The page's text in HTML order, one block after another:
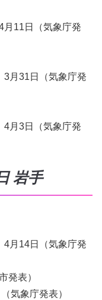
11日（気象庁発
31日（気象庁発
3日（気象庁発
岩手
14日（気象庁発
表）
気象庁発表）